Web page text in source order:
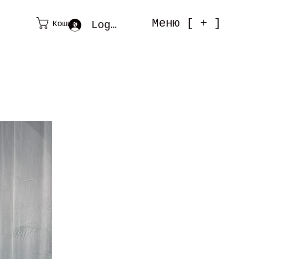
Кошик Log In Меню [ + ]